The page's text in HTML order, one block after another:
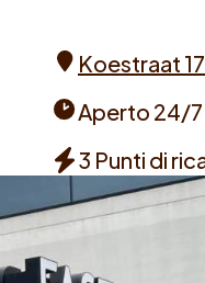
Koestraat
times
Aperto 24/7
3 Punti di